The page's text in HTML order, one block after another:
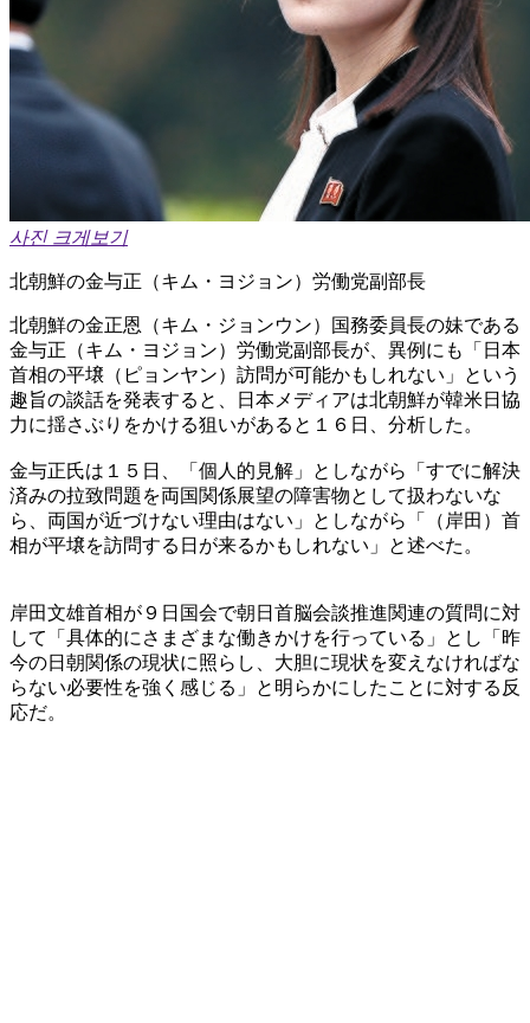
사진 크게보기
北朝鮮の金与正（キム・ヨジョン）労働党副部長
北朝鮮の金正恩（キム・ジョンウン）国務委員長の妹である
金与正（キム・ヨジョン）労働党副部長が、異例にも「日本
首相の平壌（ピョンヤン）訪問が可能かもしれない」という
趣旨の談話を発表すると、日本メディアは北朝鮮が韓米日協
力に揺さぶりをかける狙いがあると１６日、分析した。
金与正氏は１５日、「個人的見解」としながら「すでに解決
済みの拉致問題を両国関係展望の障害物として扱わないな
ら、両国が近づけない理由はない」としながら「（岸田）首
相が平壌を訪問する日が来るかもしれない」と述べた。
岸田文雄首相が９日国会で朝日首脳会談推進関連の質問に対
して「具体的にさまざまな働きかけを行っている」とし「昨
今の日朝関係の現状に照らし、大胆に現状を変えなければな
らない必要性を強く感じる」と明らかにしたことに対する反
応だ。